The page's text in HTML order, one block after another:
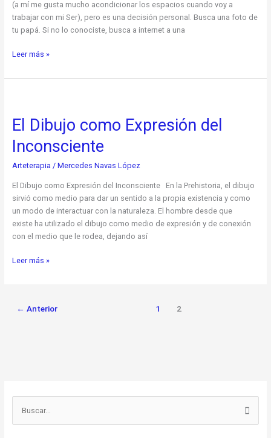
(a mí me gusta mucho acondicionar los espacios cuando voy a
trabajar con mi Ser), pero es una decisión personal. Busca una foto de
tu papá. Si no lo conociste, busca a internet a una
Leer más »
El Dibujo como Expresión del
Inconsciente
Arteterapia/ Mercedes Navas López
El Dibujo como Expresión del Inconsciente En la Prehistoria, el dibujo
sirvió como medio para dar un sentido a la propia existencia y como
un modo de interactuar con la naturaleza. El hombre desde que
existe ha utilizado el dibujo como medio de expresión y de conexión
con el medio que le rodea, dejando así
como
del
Leer más »
← Anterior 1 2